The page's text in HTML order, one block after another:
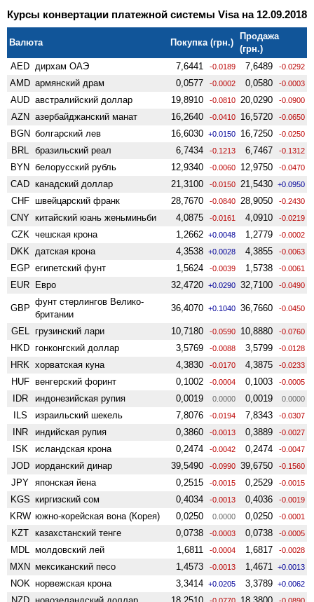
Курсы конвертации платежной системы Visa на 12.09.2018
Валюта Покупка (грн.)
Продажа
(грн.)
AED дирхам ОАЭ 7,6441 -0.0189 7,6489 -0.0292
AMD армянский драм 0,0577 -0.0002 0,0580 -0.0003
AUD австралийский доллар 19,8910 -0.0810 20,0290 -0.0900
AZN азербайджанский манат 16,2640 -0.0410 16,5720 -0.0650
BGN болгарский лев 16,6030 +0.0150 16,7250 -0.0250
BRL бразильский реал 6,7434 -0.1213 6,7467 -0.1312
BYN белорусский рубль 12,9340 -0.0060 12,9750 -0.0470
CAD канадский доллар 21,3100 -0.0150 21,5430 +0.0950
CHF швейцарский франк 28,7670 -0.0840 28,9050 -0.2430
CNY китайский юань женьминьби 4,0875 -0.0161 4,0910 -0.0219
CZK чешская крона 1,2662 +0.0048 1,2779 -0.0002
DKK датская крона 4,3538 +0.0028 4,3855 -0.0063
EGP египетский фунт 1,5624 -0.0039 1,5738 -0.0061
EUR Евро 32,4720 +0.0290 32,7100 -0.0490
GBP
фунт стерлингов Велико­
британии
36,4070 +0.1040 36,7660 -0.0450
GEL грузинский лари 10,7180 -0.0590 10,8880 -0.0760
HKD гонконгский доллар 3,5769 -0.0088 3,5799 -0.0128
HRK хорватская куна 4,3830 -0.0170 4,3875 -0.0233
HUF венгерский форинт 0,1002 -0.0004 0,1003 -0.0005
IDR индонезийская рупия 0,0019 0.0000 0,0019 0.0000
ILS израильский шекель 7,8076 -0.0194 7,8343 -0.0307
INR индийская рупия 0,3860 -0.0013 0,3889 -0.0027
ISK исландская крона 0,2474 -0.0042 0,2474 -0.0047
JOD иорданский динар 39,5490 -0.0990 39,6750 -0.1560
JPY японская йена 0,2515 -0.0015 0,2529 -0.0015
KGS киргизский сом 0,4034 -0.0013 0,4036 -0.0019
KRW южно-корейская вона (Корея) 0,0250 0.0000 0,0250 -0.0001
KZT казахстанский тенге 0,0738 -0.0003 0,0738 -0.0005
MDL молдовский лей 1,6811 -0.0004 1,6817 -0.0028
MXN мексиканский песо 1,4573 -0.0013 1,4671 +0.0013
NOK норвежская крона 3,3414 +0.0205 3,3789 +0.0062
-0.0770 -0.0890